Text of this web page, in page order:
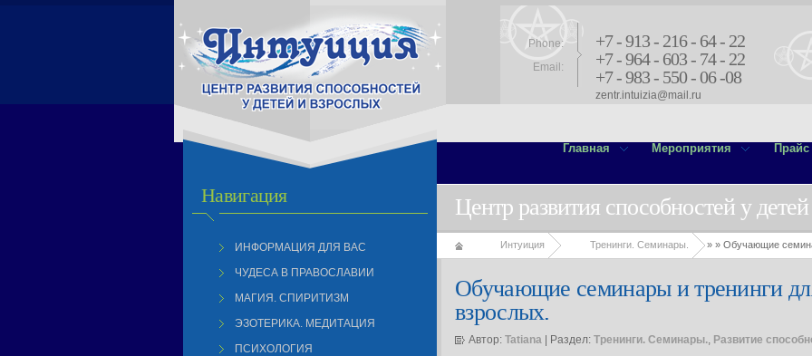
Phone:
Email:
+7 - 913 - 216 - 64 - 22
+7 - 964 - 603 - 74 - 22
+7 - 983 - 550 - 06 -08
zentr.intuizia@mail.ru
Главная Мероприятия Прайс
Навигация
ИНФОРМАЦИЯ ДЛЯ ВАС
ЧУДЕСА В ПРАВОСЛАВИИ
МАГИЯ. СПИРИТИЗМ
ЭЗОТЕРИКА. МЕДИТАЦИЯ
ПСИХОЛОГИЯ
Центр развития способностей у
Интуиция »
Тренинги. Семинары. » Обучающие
Обучающие семинары и тренинги
взрослых.
Автор: Tatiana | Раздел: Тренинги. Семинары., Развитие